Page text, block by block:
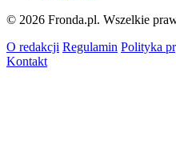
© 2026 Fronda.pl. Wszelkie
O redakcji Regulamin Polityka
Kontakt